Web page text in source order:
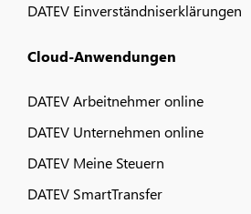
DATEV Einverständniserklärungen
Cloud-Anwendungen
DATEV Arbeitnehmer online
DATEV Unternehmen online
DATEV Meine Steuern
DATEV SmartTransfer